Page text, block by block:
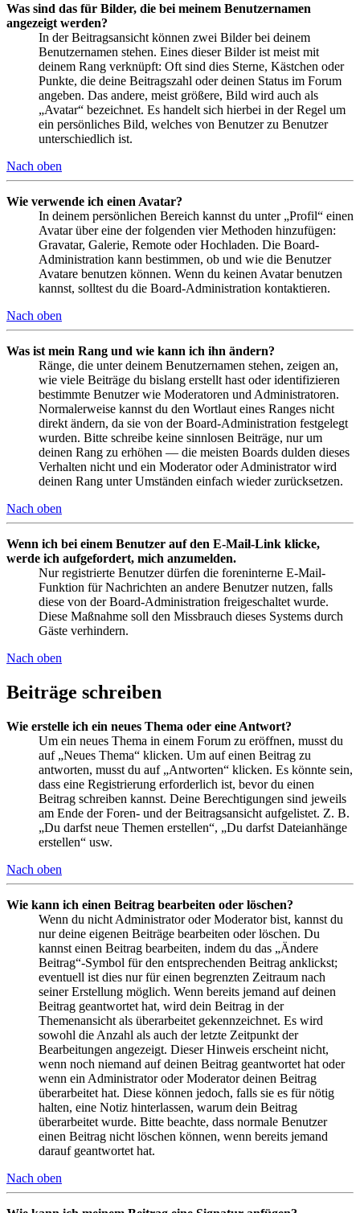
Was sind das für Bilder, die bei meinem Benutzernamen
angezeigt werden?
In der Beitragsansicht können zwei Bilder bei deinem
Benutzernamen stehen. Eines dieser Bilder ist meist mit
deinem Rang verknüpft: Oft sind dies Sterne, Kästchen oder
Punkte, die deine Beitragszahl oder deinen Status im Forum
angeben. Das andere, meist größere, Bild wird auch als
„Avatar“ bezeichnet. Es handelt sich hierbei in der Regel um
ein persönliches Bild, welches von Benutzer zu Benutzer
unterschiedlich ist.
Nach oben
Wie verwende ich einen Avatar?
In deinem persönlichen Bereich kannst du unter „Profil“ einen
Avatar über eine der folgenden vier Methoden hinzufügen:
Gravatar, Galerie, Remote oder Hochladen. Die Board-
Administration kann bestimmen, ob und wie die Benutzer
Avatare benutzen können. Wenn du keinen Avatar benutzen
kannst, solltest du die Board-Administration kontaktieren.
Nach oben
Was ist mein Rang und wie kann ich ihn ändern?
Ränge, die unter deinem Benutzernamen stehen, zeigen an,
wie viele Beiträge du bislang erstellt hast oder identifizieren
bestimmte Benutzer wie Moderatoren und Administratoren.
Normalerweise kannst du den Wortlaut eines Ranges nicht
direkt ändern, da sie von der Board-Administration festgelegt
wurden. Bitte schreibe keine sinnlosen Beiträge, nur um
deinen Rang zu erhöhen — die meisten Boards dulden dieses
Verhalten nicht und ein Moderator oder Administrator wird
deinen Rang unter Umständen einfach wieder zurücksetzen.
Nach oben
Wenn ich bei einem Benutzer auf den E-Mail-Link klicke,
werde ich aufgefordert, mich anzumelden.
Nur registrierte Benutzer dürfen die foreninterne E-Mail-
Funktion für Nachrichten an andere Benutzer nutzen, falls
diese von der Board-Administration freigeschaltet wurde.
Diese Maßnahme soll den Missbrauch dieses Systems durch
Gäste verhindern.
Nach oben
Beiträge schreiben
Wie erstelle ich ein neues Thema oder eine Antwort?
Um ein neues Thema in einem Forum zu eröffnen, musst du
auf „Neues Thema“ klicken. Um auf einen Beitrag zu
antworten, musst du auf „Antworten“ klicken. Es könnte sein,
dass eine Registrierung erforderlich ist, bevor du einen
Beitrag schreiben kannst. Deine Berechtigungen sind jeweils
am Ende der Foren- und der Beitragsansicht aufgelistet. Z. B.
„Du darfst neue Themen erstellen“, „Du darfst Dateianhänge
erstellen“ usw.
Nach oben
Wie kann ich einen Beitrag bearbeiten oder löschen?
Wenn du nicht Administrator oder Moderator bist, kannst du
nur deine eigenen Beiträge bearbeiten oder löschen. Du
kannst einen Beitrag bearbeiten, indem du das „Ändere
Beitrag“-Symbol für den entsprechenden Beitrag anklickst;
eventuell ist dies nur für einen begrenzten Zeitraum nach
seiner Erstellung möglich. Wenn bereits jemand auf deinen
Beitrag geantwortet hat, wird dein Beitrag in der
Themenansicht als überarbeitet gekennzeichnet. Es wird
sowohl die Anzahl als auch der letzte Zeitpunkt der
Bearbeitungen angezeigt. Dieser Hinweis erscheint nicht,
wenn noch niemand auf deinen Beitrag geantwortet hat oder
wenn ein Administrator oder Moderator deinen Beitrag
überarbeitet hat. Diese können jedoch, falls sie es für nötig
halten, eine Notiz hinterlassen, warum dein Beitrag
überarbeitet wurde. Bitte beachte, dass normale Benutzer
einen Beitrag nicht löschen können, wenn bereits jemand
darauf geantwortet hat.
Nach oben